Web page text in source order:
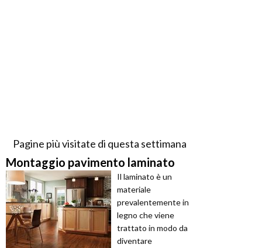
Pagine più visitate di questa settimana
Montaggio pavimento laminato
Il laminato è un
materiale
prevalentemente in
legno che viene
trattato in modo da
diventare